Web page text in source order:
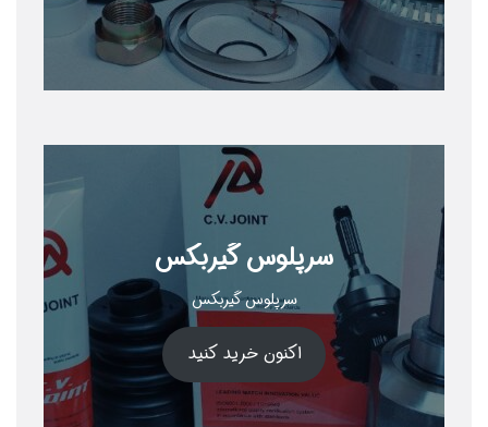
سرپلوس گیربکس
سرپلوس گیربکس
اکنون خرید کنید